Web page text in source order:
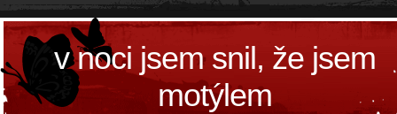
v noci jsem snil, že jsem
motýlem